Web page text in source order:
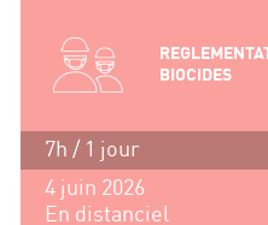
BIOCIDES
7h / 1 jour
4 juin 2026
En distanciel